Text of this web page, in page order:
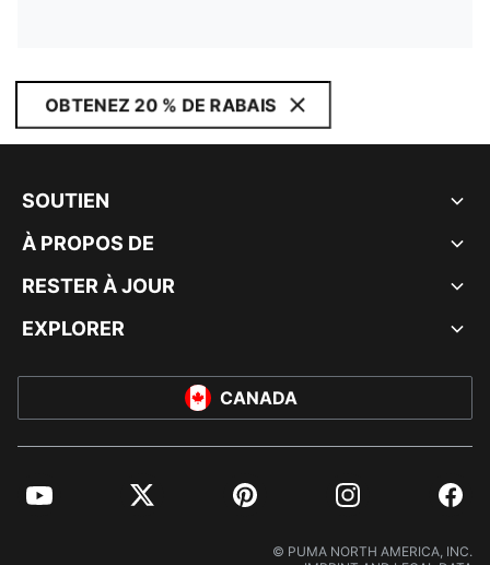
OBTENEZ 20 % DE RABAIS
SOUTIEN
À PROPOS DE
RESTER À JOUR
EXPLORER
CANADA
YouTube Twitter Pinterest Instagram
© PUMA NORTH AMERICA, INC.